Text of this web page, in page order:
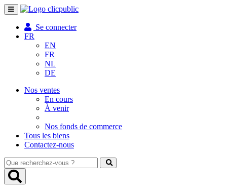
Toggle
navigation
Se connecter
FR
EN
FR
NL
DE
Nos ventes
En cours
À venir
Nos fonds de commerce
Tous les biens
Contactez-nous
Que
recherchez-
vous